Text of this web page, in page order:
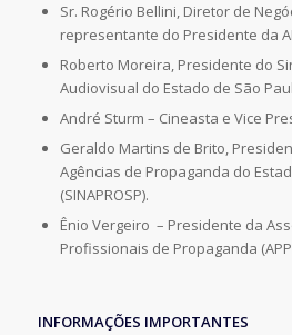
Sr. Rogério Bellini, Diretor de
representante do Presidente da
Roberto Moreira, Presidente do
Audiovisual do Estado de São
André Sturm – Cineasta e Vice
Geraldo Martins de Brito,
Agências de Propaganda do
(SINAPROSP).
Ênio Vergeiro – Presidente da
Profissionais de Propaganda
INFORMAÇÕES IMPORTANTES